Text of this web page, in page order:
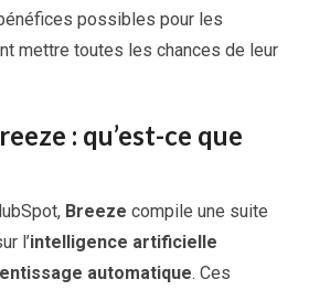
possibles pour les
mettre toutes les chances de leur
: qu’est-ce que
Breeze compile une suite
l’intelligence artificielle
automatique. Ces